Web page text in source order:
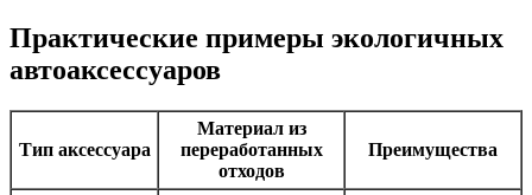
Практические примеры экологичных
автоаксессуаров
Тип аксессуара
Материал из
переработанных
отходов
Преимущества